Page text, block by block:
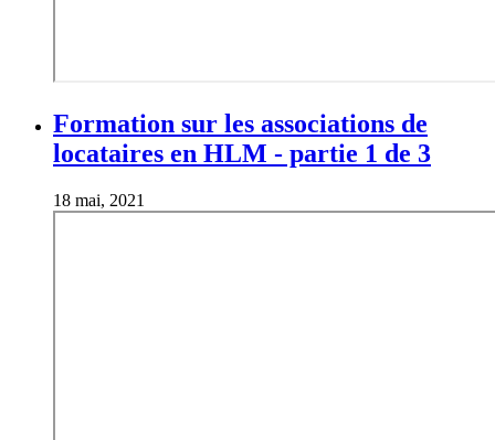
Formation sur les associations de
locataires en HLM - partie 1 de 3
18 mai, 2021